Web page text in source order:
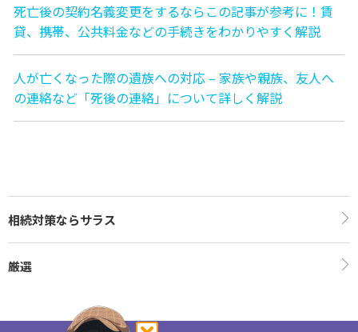
死亡後の契約名義変更をするならこの記事が参考に！賃
貸、携帯、公共料金などの手続きをわかりやすく解説
人が亡くなった際の遺族への対応 – 家族や親族、友人へ
の連絡など「死後の連絡」について詳しく解説
相続対策ならサラス
厳選